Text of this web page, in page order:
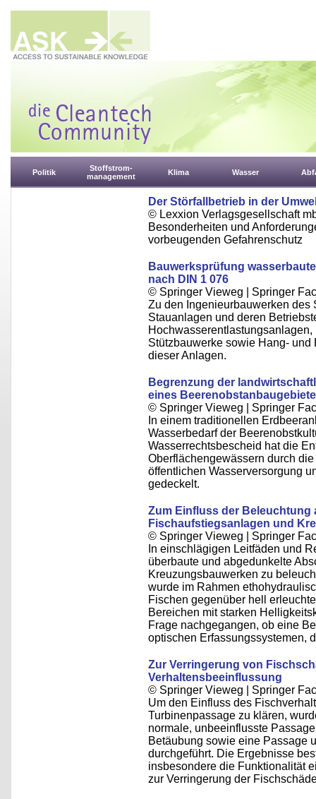
Politik
Stoffstrom-
management
Klima Wasser
Der Störfallbetrieb in der
© Lexxion Verlagsgesellschaft
Besonderheiten und
vorbeugenden Gefahrenschutz
Bauwerksprüfung
nach DIN 1 076
© Springer Vieweg | Springer
Zu den Ingenieurbauwerken
Stauanlagen und deren
Stützbauwerke sowie Hang-
dieser Anlagen.
Begrenzung der
eines
© Springer Vieweg | Springer
In einem traditionellen
Wasserbedarf der
Wasserrechtsbescheid hat die
Oberflächengewässern durch
öffentlichen Wasserversorgung
gedeckelt.
Zum Einfluss der Beleuchtung
Fischaufstiegsanlagen und
© Springer Vieweg | Springer
In einschlägigen Leitfäden und
überbaute und abgedunkelte
Kreuzungsbauwerken zu
wurde im Rahmen
Fischen gegenüber hell
Bereichen mit starken
Frage nachgegangen, ob eine
optischen Erfassungssystemen,
Zur Verringerung von
Verhaltensbeeinflussung
© Springer Vieweg | Springer
Um den Einfluss des
Turbinenpassage zu klären,
normale, unbeeinflusste
Betäubung sowie eine Passage
durchgeführt. Die Ergebnisse
insbesondere die Funktionalität
zur Verringerung der